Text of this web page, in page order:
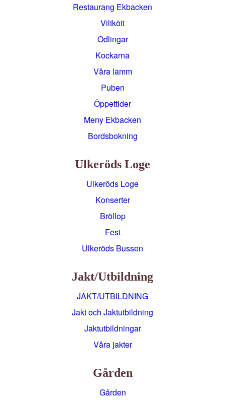
Restaurang Ekbacken
Viltkött
Odlingar
Kockarna
Våra lamm
Puben
Öppettider
Meny Ekbacken
Bordsbokning
Ulkeröds Loge
Ulkeröds Loge
Konserter
Bröllop
Fest
Ulkeröds Bussen
Jakt/utbildning
JAKT/UTBILDNING
Jakt och Jaktutbildning
Jaktutbildningar
Våra jakter
Gården
Gården